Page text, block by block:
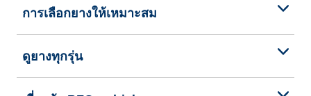
การเลือกยางให้เหมาะสม
ดูยางทุกรุ่น